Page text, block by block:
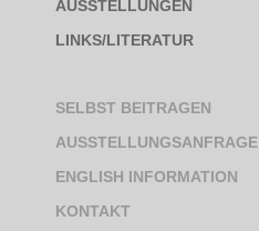
AUSSTELLUNGEN
LINKS/LITERATUR
SELBST BEITRAGEN
AUSSTELLUNGSANFRAGE
ENGLISH INFORMATION
KONTAKT